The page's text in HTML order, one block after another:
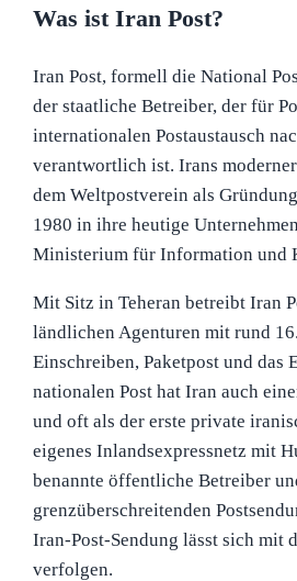
Was ist Iran Post?
Iran Post, formell die National
der staatliche Betreiber, der für
internationalen Postaustausch
verantwortlich ist. Irans
dem Weltpostverein als
1980 in ihre heutige
Ministerium für Information und
Mit Sitz in Teheran betreibt Iran
ländlichen Agenturen mit rund
Einschreiben, Paketpost und das
nationalen Post hat Iran auch
und oft als der erste private
eigenes Inlandsexpressnetz mit
benannte öffentliche Betreiber
grenzüberschreitenden
Iran-Post-Sendung lässt sich mit
verfolgen.